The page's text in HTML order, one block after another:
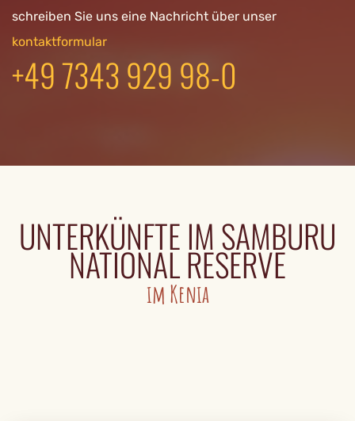
schreiben Sie uns eine Nachricht über unser
kontaktformular
+49 7343 929 98-0
UNTERKÜNFTE IM SAMBURU
NATIONAL RESERVE
im Kenia